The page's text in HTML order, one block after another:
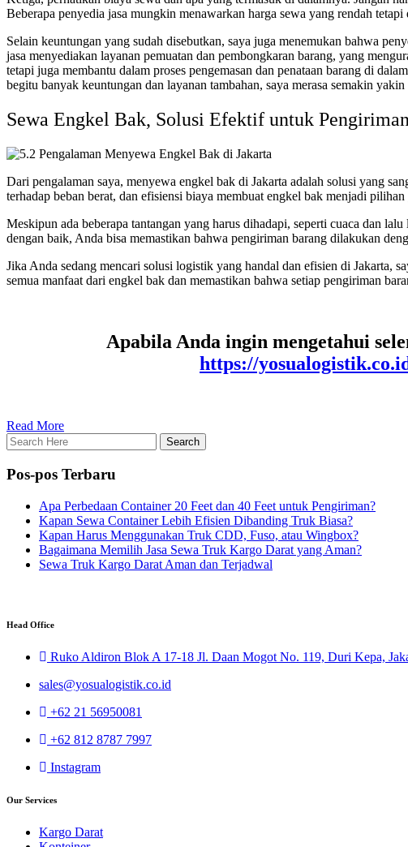
Beberapa penyedia jasa mungkin menawarkan harga sewa yang rendah
Selain keuntungan yang sudah disebutkan, saya juga menemukan bahwa
jasa menyediakan layanan pemuatan dan pembongkaran barang, yang
tetapi juga membantu dalam proses pengemasan dan penataan barang di
begitu banyak keuntungan dan layanan tambahan, saya merasa semakin
Sewa Engkel Bak, Solusi Efektif untuk
Dari pengalaman saya, menyewa engkel bak di Jakarta adalah solusi yang
terhadap beban berat, dan efisiensi biaya membuat engkel bak menjadi
Meskipun ada beberapa tantangan yang harus dihadapi, seperti cuaca dan
dengan baik, Anda bisa memastikan bahwa pengiriman barang dilakukan
Jika Anda sedang mencari solusi logistik yang handal dan efisien di Jakarta,
semua manfaat dari engkel bak dan memastikan bahwa setiap pengiriman
Apabila Anda ingin mengetahui
https://
Read More
Pos-pos Terbaru
Apa Perbedaan Container 20 Feet dan 40 Feet untuk Pengiriman?
Kapan Sewa Container Lebih Efisien Dibanding Truk Biasa?
Kapan Harus Menggunakan Truk CDD, Fuso, atau Wingbox?
Bagaimana Memilih Jasa Sewa Truk Kargo Darat yang Aman?
Sewa Truk Kargo Darat Aman dan Terjadwal
Head Office
Ruko Aldiron Blok A 17-18 Jl. Daan Mogot No. 119, Duri Kepa,
sales@yosualogistik.co.id
+62 21 56950081
+62 812 8787 7997
Instagram
Our Services
Kargo Darat